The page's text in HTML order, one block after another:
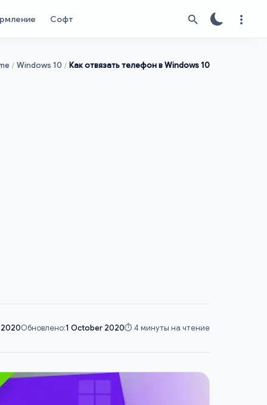
Софт
Windows 10 Как отвязать телефон в Windows 10
Обновлено:1 October 2020⏱️ 4 минуты на чтение